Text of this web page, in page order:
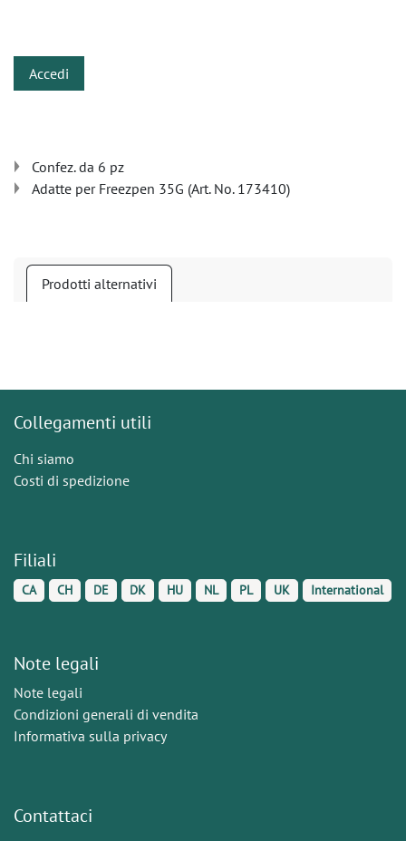
Accedi
Confez. da 6 pz
Adatte per Freezpen 35G (Art. No. 173410)
Prodotti alternativi
Collegamenti utili
Chi siamo
Costi di spedizione
Filiali
CA CH DE DK HU NL PL UK International
Note legali
Note legali
Condizioni generali di vendita
Informativa sulla privacy
Contattaci